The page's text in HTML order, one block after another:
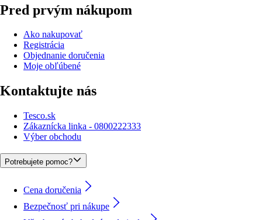
Pred prvým nákupom
Ako nakupovať
Registrácia
Objednanie doručenia
Moje obľúbené
Kontaktujte nás
Tesco.sk
Zákaznícka linka - 0800222333
Výber obchodu
Potrebujete pomoc?
Cena doručenia
Bezpečnosť pri nákupe